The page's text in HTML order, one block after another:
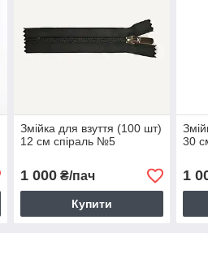
Змійка для взуття (100 шт)
12 см спіраль №5
1 000₴/пач
Купити
30
1